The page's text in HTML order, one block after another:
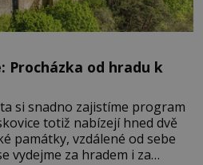
Procházka od hradu k
si snadno zajistíme program
totiž nabízejí hned dvě
památky, vzdálené od sebe
vydejme za hradem i za